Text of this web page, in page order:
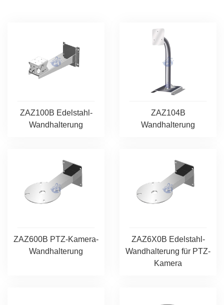
ZAZ100B Edelstahl-
Wandhalterung
ZAZ104B
Wandhalterung
ZAZ600B PTZ-Kamera-
Wandhalterung
ZAZ6X0B Edelstahl-
Wandhalterung für PTZ-
Kamera